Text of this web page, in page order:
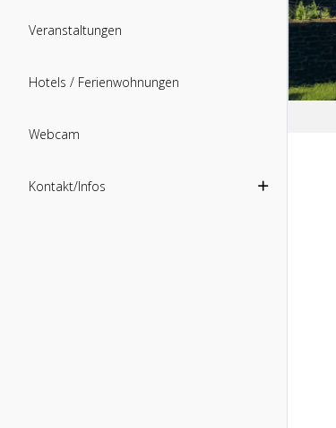
Veranstaltungen
Hotels / Ferienwohnungen
Webcam
Kontakt/Infos